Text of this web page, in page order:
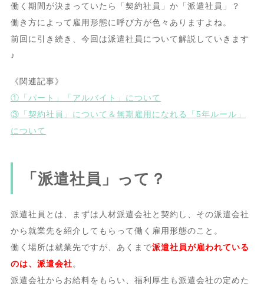
働く期間が決まっていたら「契約社員」か「派遣社員」？
働き方によって雇用形態に呼び方が色々ありますよね。
前回に引き続き、今回は派遣社員について解説していきます
♪
《関連記事》
①「パート」「アルバイト」について
③「契約社員」について＆無期雇用になれる「5年ルール」
について
「派遣社員」って？
派遣社員とは、まずは人材派遣会社と契約し、その派遣会社
から就業先を紹介してもらって働く雇用形態のこと。
働く場所は就業先ですが、あくまで派遣社員が雇われている
のは、派遣会社。
派遣会社からお給料をもらい、福利厚生も派遣会社の定めた